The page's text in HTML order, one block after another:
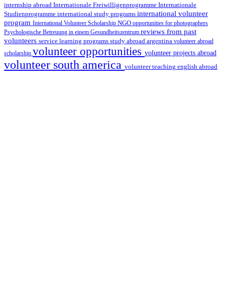
internship abroad Internationale Freiwilligenprogramme Internationale
Studienprogramme international study programs international volunteer
program International Volunteer Scholarship NGO opportunities for photographers
Psychologische Betreuung in einem Gesundheitszentrum reviews from past
volunteers service learning programs study abroad argentina volunteer abroad
scholarship volunteer opportunities volunteer projects abroad
volunteer south america volunteer teaching english abroad